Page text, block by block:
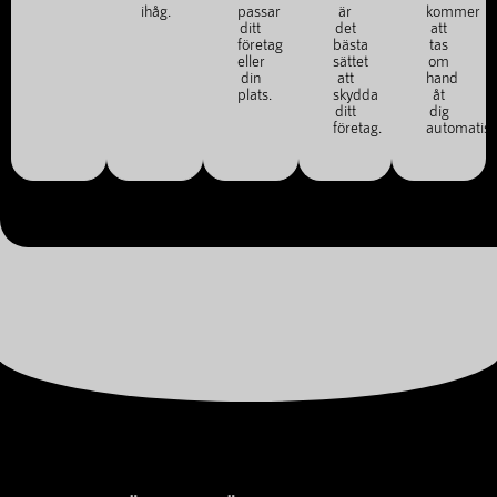
ihåg.
passar
ditt
företag
eller
din
plats.
är
det
bästa
sättet
att
skydda
ditt
företag.
kommer
att
tas
om
hand
åt
dig